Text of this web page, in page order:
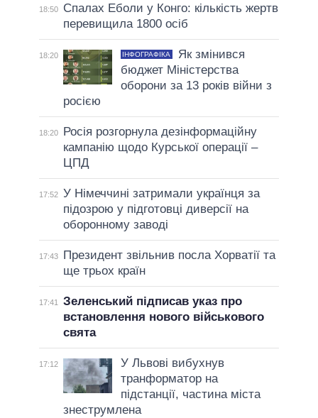
18:50
Спалах Еболи у Конго: кількість жертв
перевищила 1800 осіб
18:20 ІНФОГРАФІКА
Як змінився
бюджет Міністерства
оборони за 13 років війни з
росією
18:20
Росія розгорнула дезінформаційну
кампанію щодо Курської операції –
ЦПД
17:52 У Німеччині затримали українця за
підозрою у підготовці диверсії на
оборонному заводі
17:43
Президент звільнив посла Хорватії та
ще трьох країн
17:41
Зеленський підписав указ про
встановлення нового військового
свята
17:12
У Львові вибухнув
транформатор на
підстанції, частина міста
знеструмлена